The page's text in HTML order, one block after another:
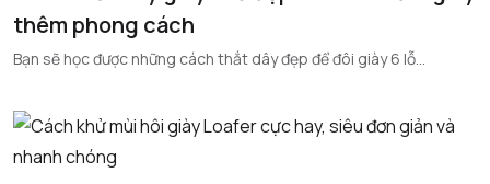
thêm phong cách
Bạn sẽ học được những cách thắt dây đẹp để đôi giày 6 lỗ...